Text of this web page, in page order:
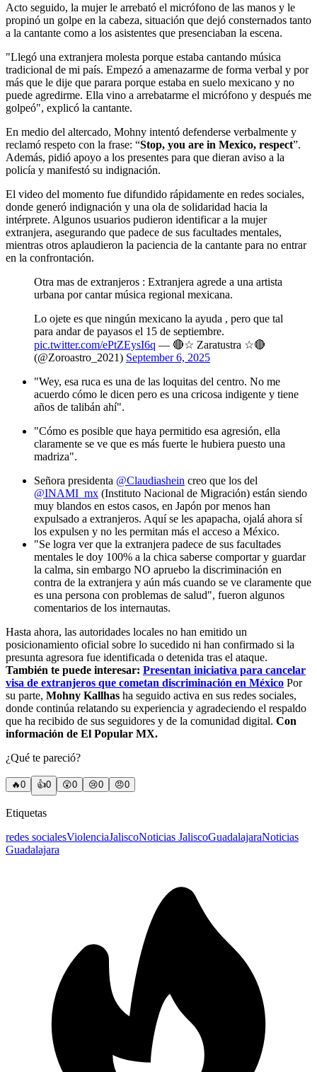
Acto seguido, la mujer le arrebató el micrófono de las manos y le
propinó un golpe en la cabeza, situación que dejó consternados tanto
a la cantante como a los asistentes que presenciaban la escena.
"Llegó una extranjera molesta porque estaba cantando música
tradicional de mi país. Empezó a amenazarme de forma verbal y por
más que le dije que parara porque estaba en suelo mexicano y no
puede agredirme. Ella vino a arrebatarme el micrófono y después me
golpeó", explicó la cantante.
En medio del altercado, Mohny intentó defenderse verbalmente y
reclamó respeto con la frase: “Stop, you are in Mexico, respect”.
Además, pidió apoyo a los presentes para que dieran aviso a la
policía y manifestó su indignación.
El video del momento fue difundido rápidamente en redes sociales,
donde generó indignación y una ola de solidaridad hacia la
intérprete. Algunos usuarios pudieron identificar a la mujer
extranjera, asegurando que padece de sus facultades mentales,
mientras otros aplaudieron la paciencia de la cantante para no entrar
en la confrontación.
Otra mas de extranjeros : Extranjera agrede a una artista
urbana por cantar música regional mexicana.
Lo ojete es que ningún mexicano la ayuda , pero que tal
para andar de payasos el 15 de septiembre.
pic.twitter.com/ePtZEysI6q — 🔴☆ Zaratustra ☆🔴
(@Zoroastro_2021) September 6, 2025
"Wey, esa ruca es una de las loquitas del centro. No me
acuerdo cómo le dicen pero es una cricosa indigente y tiene
años de talibán ahí".
"Cómo es posible que haya permitido esa agresión, ella
claramente se ve que es más fuerte le hubiera puesto una
madriza".
Señora presidenta @Claudiashein creo que los del
@INAMI_mx (Instituto Nacional de Migración) están siendo
muy blandos en estos casos, en Japón por menos han
expulsado a extranjeros. Aquí se les apapacha, ojalá ahora sí
los expulsen y no les permitan más el acceso a México.
"Se logra ver que la extranjera padece de sus facultades
mentales le doy 100% a la chica saberse comportar y guardar
la calma, sin embargo NO apruebo la discriminación en
contra de la extranjera y aún más cuando se ve claramente que
es una persona con problemas de salud", fueron algunos
comentarios de los internautas.
Hasta ahora, las autoridades locales no han emitido un
posicionamiento oficial sobre lo sucedido ni han confirmado si la
presunta agresora fue identificada o detenida tras el ataque.
También te puede interesar: Presentan iniciativa para cancelar
visa de extranjeros que cometan discriminación en México Por
su parte, Mohny Kallhas ha seguido activa en sus redes sociales,
donde continúa relatando su experiencia y agradeciendo el respaldo
que ha recibido de sus seguidores y de la comunidad digital. Con
información de El Popular MX.
¿Qué te pareció?
🔥0 👍0 😲0 😢0 😠0
Etiquetas
redes socialesViolenciaJaliscoNoticias JaliscoGuadalajaraNoticias
Guadalajara